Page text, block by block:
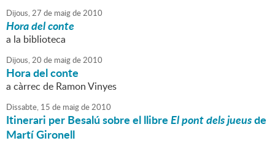
Dijous,27 de maigde2010
Hora del conte
a la biblioteca
Dijous,20 de maigde2010
Hora del conte
a càrrec de Ramon Vinyes
Dissabte, 15 de maigde2010
Itinerari per Besalú sobre el llibreEl pont dels jueusde
Martí Gironell